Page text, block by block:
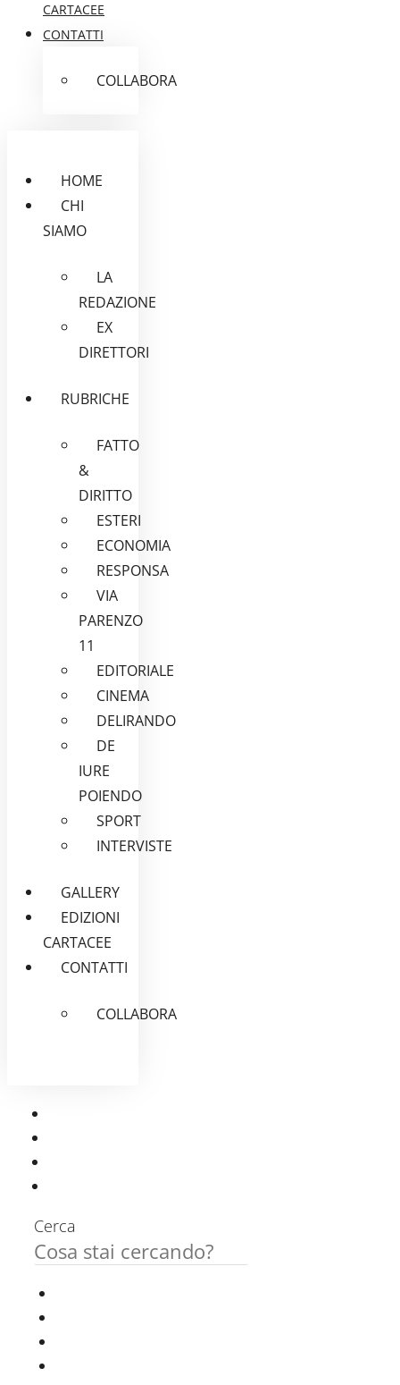
CARTACEE
CONTATTI
COLLABORA
HOME
CHI
SIAMO
LA
REDAZIONE
EX
DIRETTORI
RUBRICHE
FATTO
&
DIRITTO
ESTERI
ECONOMIA
RESPONSA
VIA
PARENZO
11
EDITORIALE
CINEMA
DELIRANDO
DE
IURE
POIENDO
SPORT
INTERVISTE
GALLERY
EDIZIONI
CARTACEE
CONTATTI
COLLABORA
Cerca